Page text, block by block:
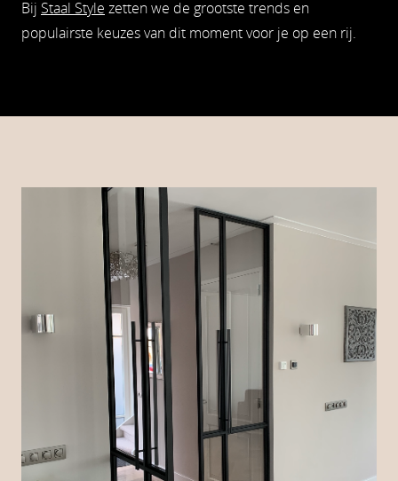
Bij Staal Style zetten we de grootste trends en
populairste keuzes van dit moment voor je op een rij.